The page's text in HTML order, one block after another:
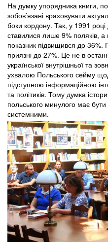
На думку упорядника книги,
зобов’язані враховувати
боки кордону. Так, у 1991 році
ставилися лише 9% поляків,
показник підвищився до 36%.
приязні до 27%. Це не в
української внутрішньої та
ухвалою Польського сейму
підступною інформаційною
та політиків. Тому думка
польського минулого має
системними.